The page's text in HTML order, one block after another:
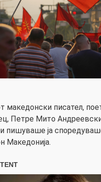
македонски писател,
Петре Мито
и пишуваше ја
Македонија.